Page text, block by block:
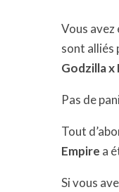
Vous avez
sont alliés
Godzilla x
Pas de
Tout
Empire a
Si vous